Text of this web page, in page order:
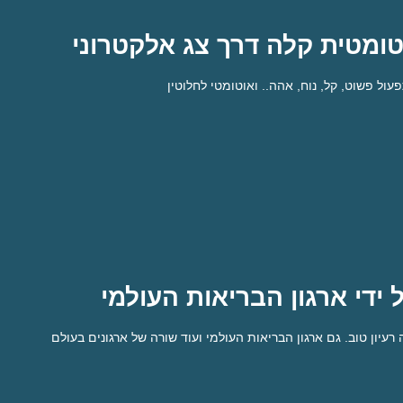
פשוטה על מערכת קיימת
קלה דרך צג אלקטרוני
פשוט, קל, נוח, אהה.. ואוטומטי לחלוטין
תפעול קל דרך צג אלקטרוני
ידי ארגון הבריאות העולמי
טוב. גם ארגון הבריאות העולמי ועוד שורה של ארגונים בעולם